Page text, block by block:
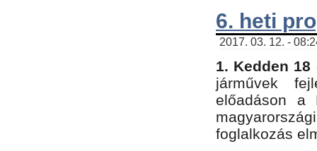
6. heti
2017. 03. 12. -
1. Kedden 18
járművek
előadáson a
foglalkozás